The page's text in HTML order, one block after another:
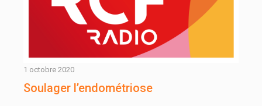
1 octobre 2020
Soulager l’endométriose